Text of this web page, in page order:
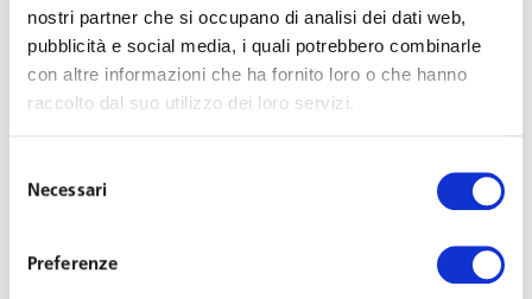
nostri partner che si occupano di analisi dei dati web,
pubblicità e social media, i quali potrebbero combinarle
con altre informazioni che ha fornito loro o che hanno
raccolto dal suo utilizzo dei loro servizi.
delNecessari
Preferenze
rifiutarsi di prestare
servizio se trasferito?
possibilità di trasferire il dipendente che assiste
Esiste un limite legislativo a questo tipo di trasferimento